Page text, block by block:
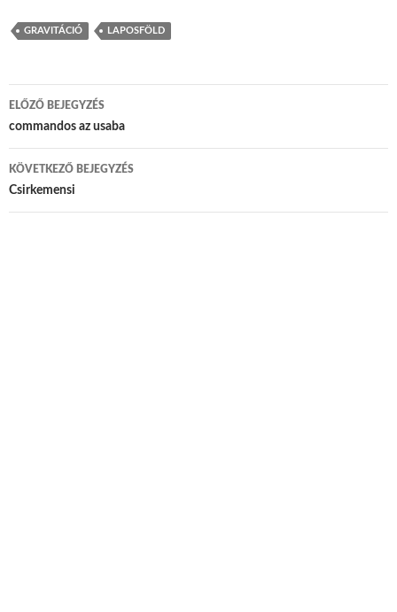
GRAVITÁCIÓ LAPOSFÖLD
Bejegyzés navigáció
ELŐZŐ BEJEGYZÉS
commandos az usaba
KÖVETKEZŐ BEJEGYZÉS
Csirkemensi